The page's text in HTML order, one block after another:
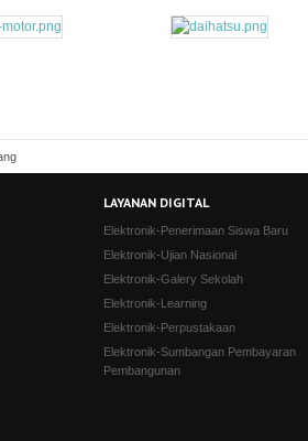
LAYANAN DIGITAL
Elektronik-Penerimaan Siswa Baru
Elektronik-Ujian Nasional
Elektronik-Galery Sekolah
Elektronik-Learning
Elektronik-Perpustakaan
Elektronik-Sumbangan Pembayaran
Pembangunan